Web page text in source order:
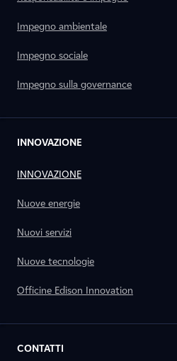
Impegno ambientale
Impegno sociale
Impegno sulla governance
INNOVAZIONE
INNOVAZIONE
Nuove energie
Nuovi servizi
Nuove tecnologie
Officine Edison Innovation
CONTATTI